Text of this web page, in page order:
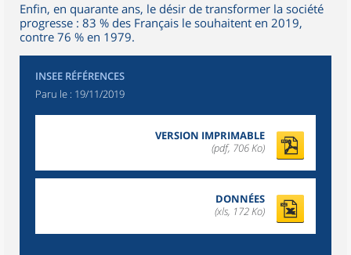
Enfin, en quarante ans, le désir de transformer la société
progresse : 83 % des Français le souhaitent en 2019,
contre 76 % en 1979.
INSEE RÉFÉRENCES
Paru le : 19/11/2019
VERSION IMPRIMABLE
(pdf, 706 Ko)
DONNÉES
(xls, 172 Ko)